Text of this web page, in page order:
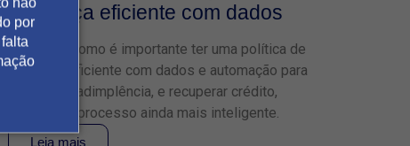
por
cobrança eficiente com dados
Descubra como é importante ter uma política de
cobrança eficiente com dados e automação para
reduzir a inadimplência, e recuperar crédito,
tornando o processo ainda mais inteligente.
Leia mais